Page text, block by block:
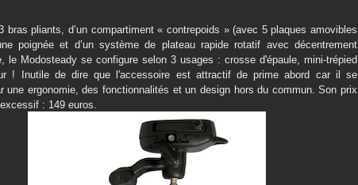
bras pliants, d’un compartiment « contrepoids » (avec 5 plaques amovibles
poignée et d’un système de plateau rapide rotatif avec décentrement
le Modosteady se configure selon 3 usages : crosse d'épaule, mini-trépied
! Inutile de dire que l'accessoire est attractif de prime abord car il se
une ergonomie, des fonctionnalités et un design hors du commun. Son prix
: 149 euros.